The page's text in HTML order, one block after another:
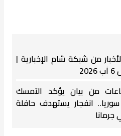
من شبكة شام الإخبارية |
من بيان يؤكد التمسك
انفجار يستهدف حافلة